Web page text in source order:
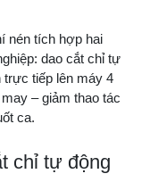
nén tích hợp hai
dao cắt chỉ tự
trực tiếp lên máy 4
– giảm thao tác
ca.
chỉ tự động
và Đài khác nhau
vào và cách tính